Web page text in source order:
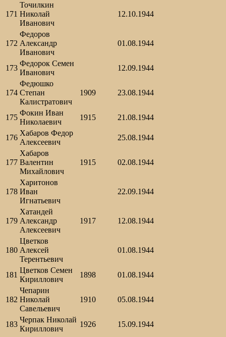
171
Точилкин
Николай
Иванович
12.10.1944
172
Федоров
Александр
Иванович
01.08.1944
173
Федорок Семен
Иванович
12.09.1944
174
Федюшко
Степан
Калистратович
1909 23.08.1944
175
Фокин Иван
Николаевич
1915 21.08.1944
176
Хабаров Федор
Алексеевич
25.08.1944
177
Хабаров
Валентин
Михайлович
1915 02.08.1944
178
Харитонов
Иван
Игнатьевич
22.09.1944
179
Хатандей
Александр
Алексеевич
1917 12.08.1944
180
Цветков
Алексей
Терентьевич
01.08.1944
181
Цветков Семен
Кириллович
1898 01.08.1944
182
Чепарин
Николай
Савельевич
1910 05.08.1944
183
Черпак Николай
Кириллович
1926
15.09.1944